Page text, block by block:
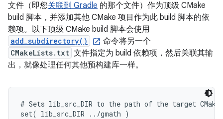
文件（即您关联到 Gradle 的那个文件）作为顶级 CMake
build 脚本，并添加其他 CMake 项目作为此 build 脚本的依
赖项。以下顶级 CMake build 脚本会使用
add_subdirectory() 命令将另一个
CMakeLists.txt 文件指定为 build 依赖项，然后关联其输
出，就像处理任何其他预构建库一样。
# Sets lib_src_DIR to the path of the target
set( lib_src_DIR ../gmath )